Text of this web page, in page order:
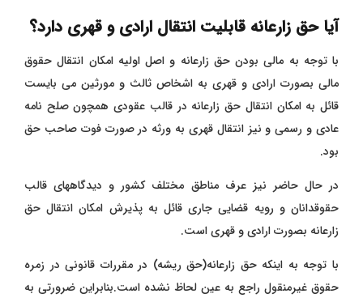
آیا حق زارعانه قابلیت انتقال ارادی و قهری دارد؟
با توجه به مالی بودن حق زارعانه و اصل اولیه امکان انتقال حقوق
مالی بصورت ارادی و قهری به اشخاص ثالث و مورثین می بایست
قائل به امکان انتقال حق زارعانه در قالب عقودی همچون صلح نامه
عادی و رسمی و نیز انتقال قهری به ورثه در صورت فوت صاحب حق
بود.
در حال حاضر نیز عرف مناطق مختلف کشور و دیدگاههای قالب
حقوقدانان و رویه قضایی جاری قائل به پذیرش امکان انتقال حق
زارعانه بصورت ارادی و قهری است.
با توجه به اینکه حق زارعانه(حق ریشه) در مقررات قانونی در زمره
حقوق غیرمنقول راجع به عین لحاظ نشده است.بنابراین ضرورتی به